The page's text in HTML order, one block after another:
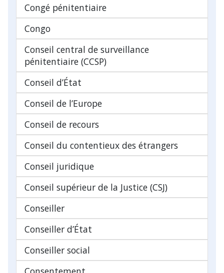
Congé pénitentiaire
Congo
Conseil central de surveillance
pénitentiaire (CCSP)
Conseil d’État
Conseil de l’Europe
Conseil de recours
Conseil du contentieux des étrangers
Conseil juridique
Conseil supérieur de la Justice (CSJ)
Conseiller
Conseiller d’État
Conseiller social